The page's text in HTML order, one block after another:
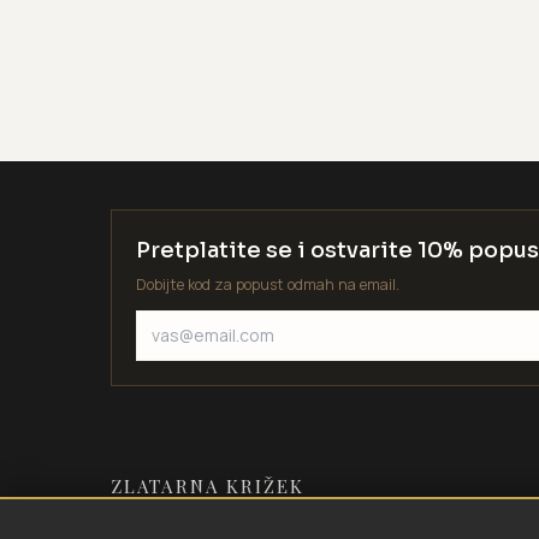
Pretplatite se i ostvarite 10%
Dobijte kod za popust odmah na email.
ZLATARNA KRIŽEK